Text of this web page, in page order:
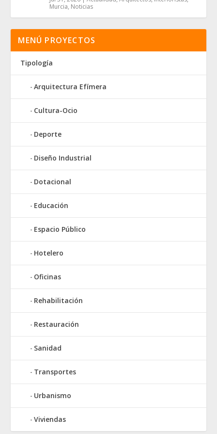
Murcia, Noticias
MENÚ PROYECTOS
Tipología
Arquitectura Efímera
Cultura-Ocio
Deporte
Diseño Industrial
Dotacional
Educación
Espacio Público
Hotelero
Oficinas
Rehabilitación
Restauración
Sanidad
Transportes
Urbanismo
Viviendas